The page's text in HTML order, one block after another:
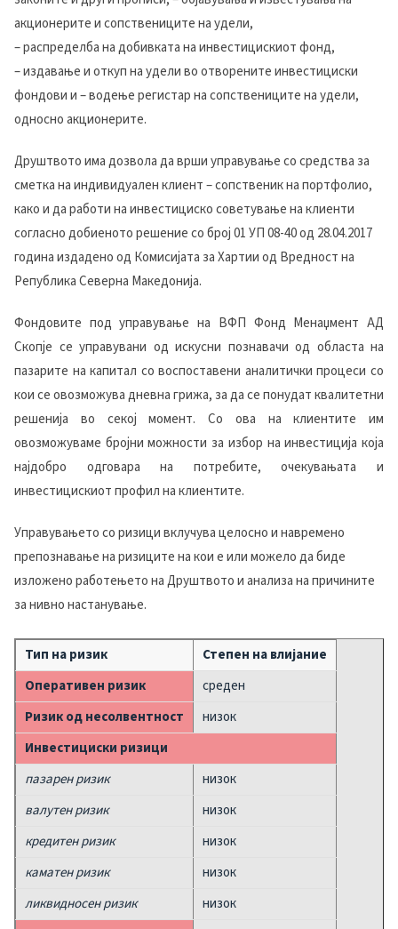
акционерите и сопствениците на удели,
– распределба на добивката на инвестицискиот фонд,
– издавање и откуп на удели во отворените инвестициски
фондови и – водење регистар на сопствениците на удели,
односно акционерите.
Друштвото има дозвола да врши управување со средства за
сметка на индивидуален клиент – сопственик на портфолио,
како и да работи на инвестициско советување на клиенти
согласно добиеното решение со број 01 УП 08-40 од 28.04.2017
година издадено од Комисијата за Хартии од Вредност на
Република Северна Македонија.
Фондовите под управување на ВФП Фонд Менаџмент АД
Скопје се управувани од искусни познавачи од областа на
пазарите на капитал со воспоставени аналитички процеси со
кои се овозможува дневна грижа, за да се понудат квалитетни
решенија во секој момент. Со ова на клиентите им
овозможуваме бројни можности за избор на инвестиција која
најдобро одговара на потребите, очекувањата и
инвестицискиот профил на клиентите.
Управувањето со ризици вклучува целосно и навремено
препознавање на ризиците на кои е или можело да биде
изложено работењето на Друштвото и анализа на причините
за нивно настанување.
Тип на ризик
Степен на влијание
Оперативен ризик
среден
Ризик од несолвентност
низок
Инвестициски ризици
пазарен ризик
низок
валутен ризик
низок
кредитен ризик
низок
каматен ризик
низок
ликвидносен ризик
низок